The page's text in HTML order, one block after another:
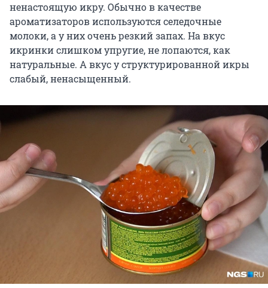
ненастоящую икру. Обычно в качестве
ароматизаторов используются селедочные
молоки, а у них очень резкий запах. На вкус
икринки слишком упругие, не лопаются, как
натуральные. А вкус у структурированной икры
слабый, ненасыщенный.